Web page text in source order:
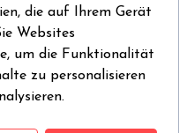
die auf Ihrem Gerät
Websites
um die Funktionalität
zu personalisieren